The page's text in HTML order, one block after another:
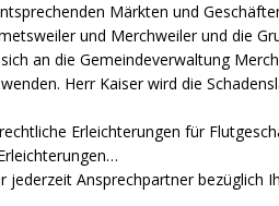
Märkten und
und Merchweiler und die
an die Gemeindeverwaltung
Herr Kaiser wird die
Erleichterungen für
Ansprechpartner bezüglich